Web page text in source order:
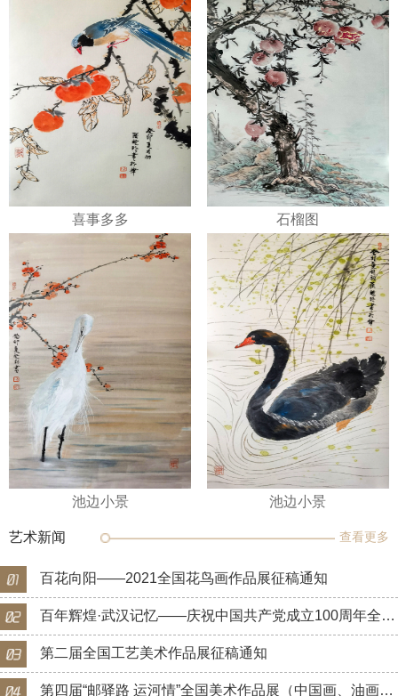
喜事多多 石榴图
池边小景 池边小景
艺术新闻 查看更多
百花向阳——2021全国花鸟画作品展征稿通知
百年辉煌·武汉记忆——庆祝中国共产党成立100周年全国美术作品展征稿通知
第二届全国工艺美术作品展征稿通知
第四届“邮驿路 运河情”全国美术作品展（中国画、油画）征稿通知